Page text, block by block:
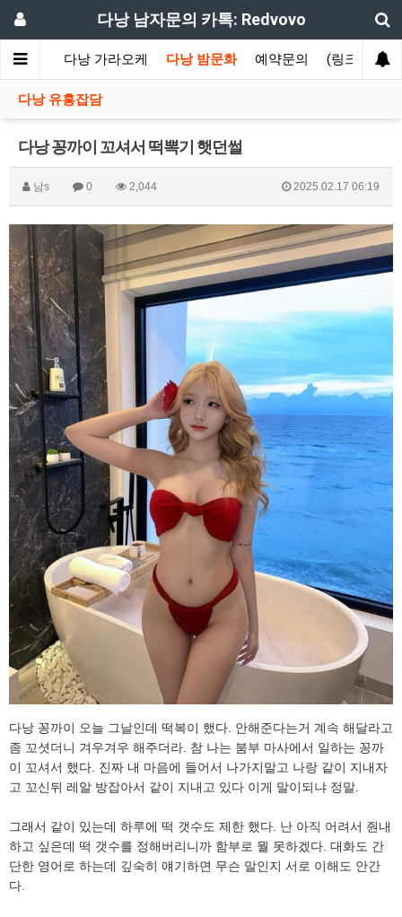
다낭 남자문의 카톡: Redvovo
코걸 다낭 가라오케 다낭 밤문화 예약문의 (링크)카톡
다낭 유흥잡담
다낭 꽁까이 꼬셔서 떡뽁기 햇던썰
남s 0 2,044 2025.02.17 06:19
다낭 꽁까이 오늘 그날인데 떡복이 했다. 안해준다는거 계속 해달라고
좀 꼬셧더니 겨우겨우 해주더라. 참 나는 붐부 마사에서 일하는 꽁까
이 꼬셔서 했다. 진짜 내 마음에 들어서 나가지말고 나랑 같이 지내자
고 꼬신뒤 레알 방잡아서 같이 지내고 있다 이게 말이되냐 정말.
그래서 같이 있는데 하루에 떡 갯수도 제한 했다. 난 아직 어려서 줜내
하고 싶은데 떡 갯수를 정해버리니까 함부로 뭘 못하겠다. 대화도 간
단한 영어로 하는데 깊숙히 얘기하면 무슨 말인지 서로 이해도 안간
다.